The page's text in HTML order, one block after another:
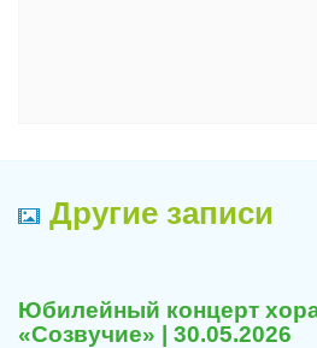
Другие записи
Юбилейный концерт
«Созвучие» | 30.05.2026